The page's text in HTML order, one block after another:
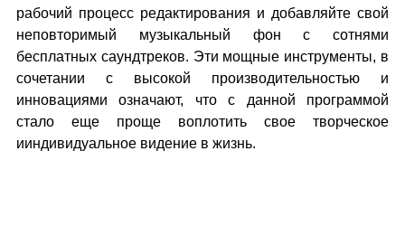
рабочий процесс редактирования и добавляйте свой
неповторимый музыкальный фон с сотнями
бесплатных саундтреков. Эти мощные инструменты, в
сочетании с высокой производительностью и
инновациями означают, что с данной программой
стало еще проще воплотить свое творческое
ииндивидуальное видение в жизнь.